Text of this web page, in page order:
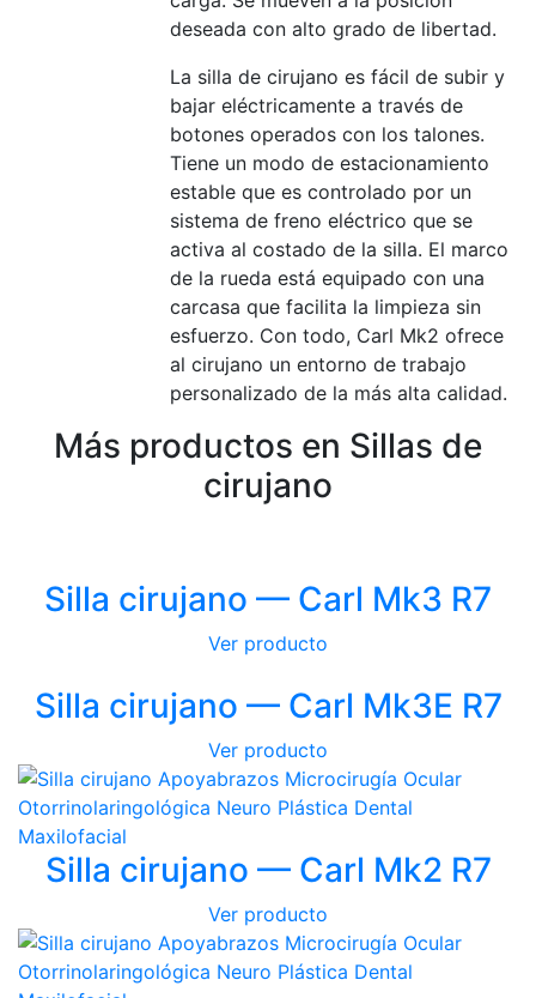
deseada con alto grado de libertad.
La silla de cirujano es fácil de subir y
bajar eléctricamente a través de
botones operados con los talones.
Tiene un modo de estacionamiento
estable que es controlado por un
sistema de freno eléctrico que se
activa al costado de la silla. El marco
de la rueda está equipado con una
carcasa que facilita la limpieza sin
esfuerzo. Con todo, Carl Mk2 ofrece
al cirujano un entorno de trabajo
personalizado de la más alta calidad.
Más productos en Sillas de
cirujano
Silla cirujano — Carl Mk3 R7
Ver producto
Silla cirujano — Carl Mk3E R7
Ver producto
Silla cirujano — Carl Mk2 R7
Ver producto